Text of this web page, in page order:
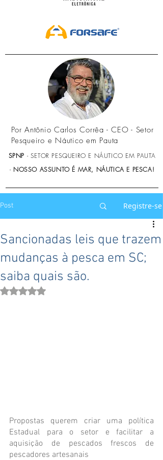
Por Antônio Carlos Corrêa - CEO - Setor
Pesqueiro e Náutico em Pauta
SPNP - SETOR PESQUEIRO E NÁUTICO EM PAUTA
- NOSSO ASSUNTO É MAR, NÁUTICA E PESCA!
Post Registre-se
Sancionadas leis que trazem
mudanças à pesca em SC;
saiba quais são.
Avaliado com NaN de 5 estrelas.
Propostas querem criar uma política
Estadual para o setor e facilitar a
aquisição de pescados frescos de
pescadores artesanais